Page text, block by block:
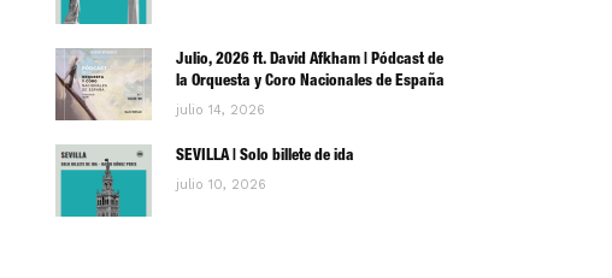
Julio, 2026 ft. David Afkham | Pódcast de
la Orquesta y Coro Nacionales de España
julio 14, 2026
SEVILLA | Solo billete de ida
julio 10, 2026